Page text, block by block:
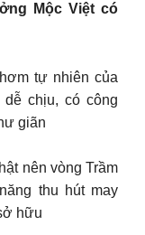
Mộc Việt có
tự nhiên của
chịu, có công
giãn
nên vòng Trầm
thu hút may
hữu